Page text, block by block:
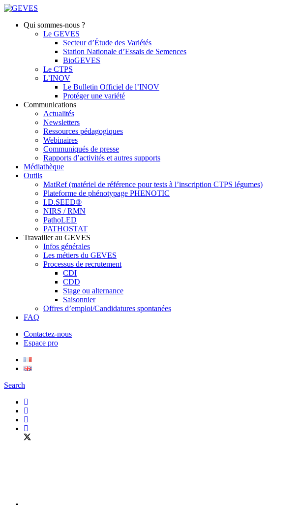
Qui sommes-nous ?
Le GEVES
Secteur d’Étude des Variétés
Station Nationale d’Essais de Semences
BioGEVES
Le CTPS
L’INOV
Le Bulletin Officiel de l’INOV
Protéger une variété
Communications
Actualités
Newsletters
Ressources pédagogiques
Webinaires
Communiqués de presse
Rapports d’activités et autres supports
Médiathèque
Outils
MatRef (matériel de référence pour tests à l’inscription CTPS légumes)
Plateforme de phénotypage PHENOTIC
I.D.SEED®
NIRS / RMN
PathoLED
PATHOSTAT
Travailler au GEVES
Infos générales
Les métiers du GEVES
Processus de recrutement
CDI
CDD
Stage ou alternance
Saisonnier
Offres d’emploi/Candidatures spontanées
FAQ
Contactez-nous
Espace pro
Search